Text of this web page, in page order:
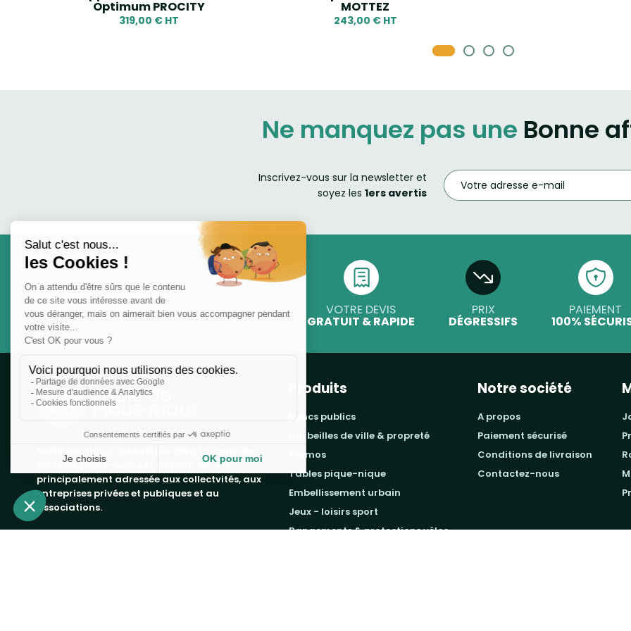
Optimum PROCITY
319,00 € HT
MOTTEZ
243,00 € HT
Ne manquez pas une Bonne
Inscrivez-vous sur la newsletter et
soyez les 1ers avertis
VOTRE DEVIS
GRATUIT & RAPIDE
PRIX
DÉGRESSIFS
PAIEMENT
100%
table de pique-nique et de plein air, est
principalement adressée aux collectvités, aux
entreprises privées et publiques et au
associations.
Produits
bancs publics
corbeilles de ville & propreté
promos
tables pique-nique
embellissement urbain
jeux - loisirs sport
rangements & protections vélos
Notre société
a propos
paiement sécurisé
conditions de livraison
contactez-nous